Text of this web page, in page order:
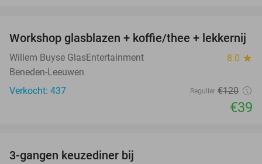
68%
Workshop glasblazen + koffie/thee + lekkernij
Willem Buyse GlasEntertainment 8.0 star
Beneden-Leeuwen
Verkocht: 437
Regulier €120
€39
3-gangen keuzediner bij